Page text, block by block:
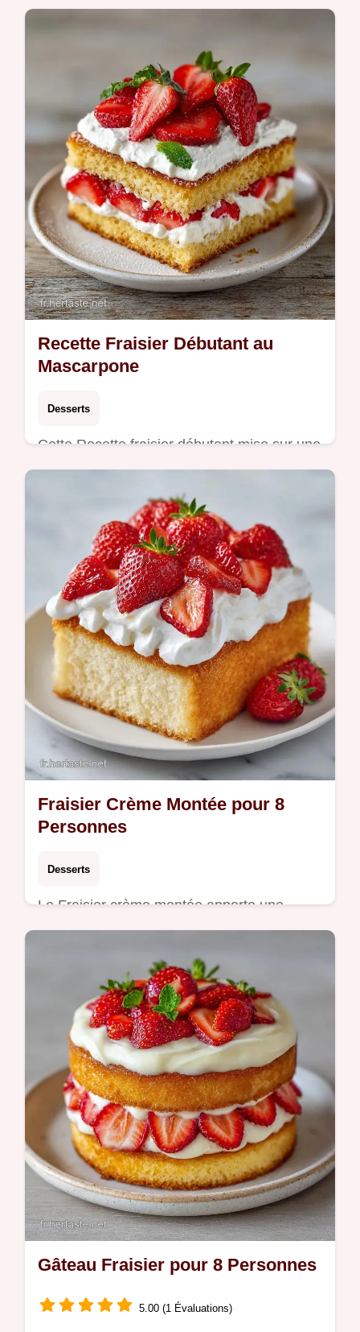
fraisier mascarpone sans cuisson express
portions. Prêt en 30 min de travail.
Recette Fraisier Débutant au
Mascarpone
Desserts
Cette Recette fraisier débutant mise sur une
recette fraisier mascarpone pour un fraisier
maison facile. Inclus : un tableau budget.
Prêt en 4h 55min.
Fraisier Crème Montée pour 8
Personnes
Desserts
Le Fraisier crème montée apporte une
légèreté unique. Un fraisier comme chez le
pâtissier avec notre calculateur de portions.
Prêt en 7h 20min de repos.
Gâteau Fraisier pour 8 Personnes
5.00 (1 Évaluations)